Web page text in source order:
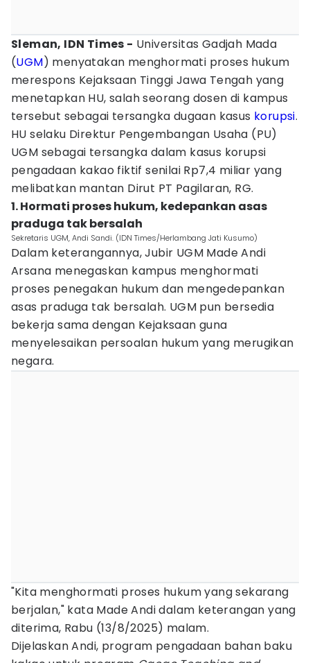
Sleman, IDN Times - Universitas Gadjah Mada
(UGM) menyatakan menghormati proses hukum
merespons Kejaksaan Tinggi Jawa Tengah yang
menetapkan HU, salah seorang dosen di kampus
tersebut sebagai tersangka dugaan kasus korupsi.
HU selaku Direktur Pengembangan Usaha (PU)
UGM sebagai tersangka dalam kasus korupsi
pengadaan kakao fiktif senilai Rp7,4 miliar yang
melibatkan mantan Dirut PT Pagilaran, RG.
1. Hormati proses hukum, kedepankan asas
praduga tak bersalah
Sekretaris UGM, Andi Sandi. (IDN Times/Herlambang Jati Kusumo)
Dalam keterangannya, Jubir UGM Made Andi
Arsana menegaskan kampus menghormati
proses penegakan hukum dan mengedepankan
asas praduga tak bersalah. UGM pun bersedia
bekerja sama dengan Kejaksaan guna
menyelesaikan persoalan hukum yang merugikan
negara.
"Kita menghormati proses hukum yang sekarang
berjalan," kata Made Andi dalam keterangan yang
diterima, Rabu (13/8/2025) malam.
Dijelaskan Andi, program pengadaan bahan baku